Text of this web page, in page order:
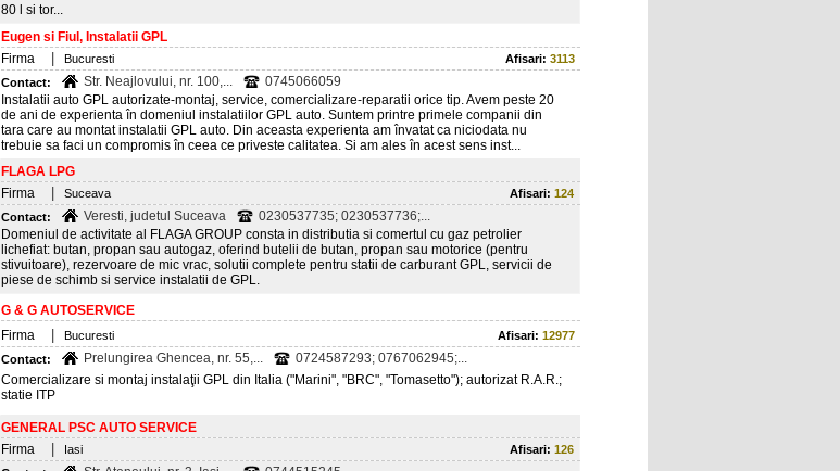
80 l si tor...
Eugen si Fiul, Instalatii GPL
Firma
Bucuresti Afisari: 3113
Contact:
Str. Neajlovului, nr. 100,...
0745066059
Instalatii auto GPL autorizate-montaj, service, comercializare-reparatii orice tip. Avem peste 20
de ani de experienta în domeniul instalatiilor GPL auto. Suntem printre primele companii din
tara care au montat instalatii GPL auto. Din aceasta experienta am învatat ca niciodata nu
trebuie sa faci un compromis în ceea ce priveste calitatea. Si am ales în acest sens inst...
FLAGA LPG
Firma
Suceava Afisari: 124
Contact:
Veresti, judetul Suceava
0230537735; 0230537736;...
Domeniul de activitate al FLAGA GROUP consta in distributia si comertul cu gaz petrolier
lichefiat: butan, propan sau autogaz, oferind butelii de butan, propan sau motorice (pentru
stivuitoare), rezervoare de mic vrac, solutii complete pentru statii de carburant GPL, servicii de
piese de schimb si service instalatii de GPL.
G & G AUTOSERVICE
Firma
Bucuresti Afisari: 12977
Contact:
Prelungirea Ghencea, nr. 55,...
0724587293; 0767062945;...
Comercializare si montaj instalaţii GPL din Italia ("Marini", "BRC", "Tomasetto"); autorizat R.A.R.;
statie ITP
GENERAL PSC AUTO SERVICE
Firma
Iasi Afisari: 126